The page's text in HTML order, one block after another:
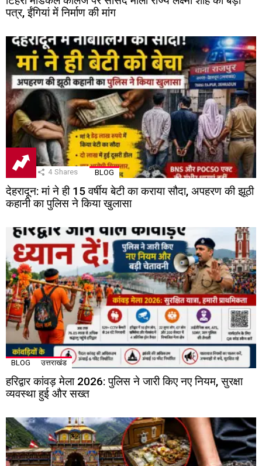
पत्र, ईंगियां में निर्माण की मांग
4 Shares BLOG
देहरादून: मां ने ही 15 वर्षीय बेटी का कराया सौदा, अपहरण की झूठी
कहानी का पुलिस ने किया खुलासा
BLOG उत्तराखंड
हरिद्वार कांवड़ मेला 2026: पुलिस ने जारी किए नए नियम, सुरक्षा
व्यवस्था हुई और सख्त